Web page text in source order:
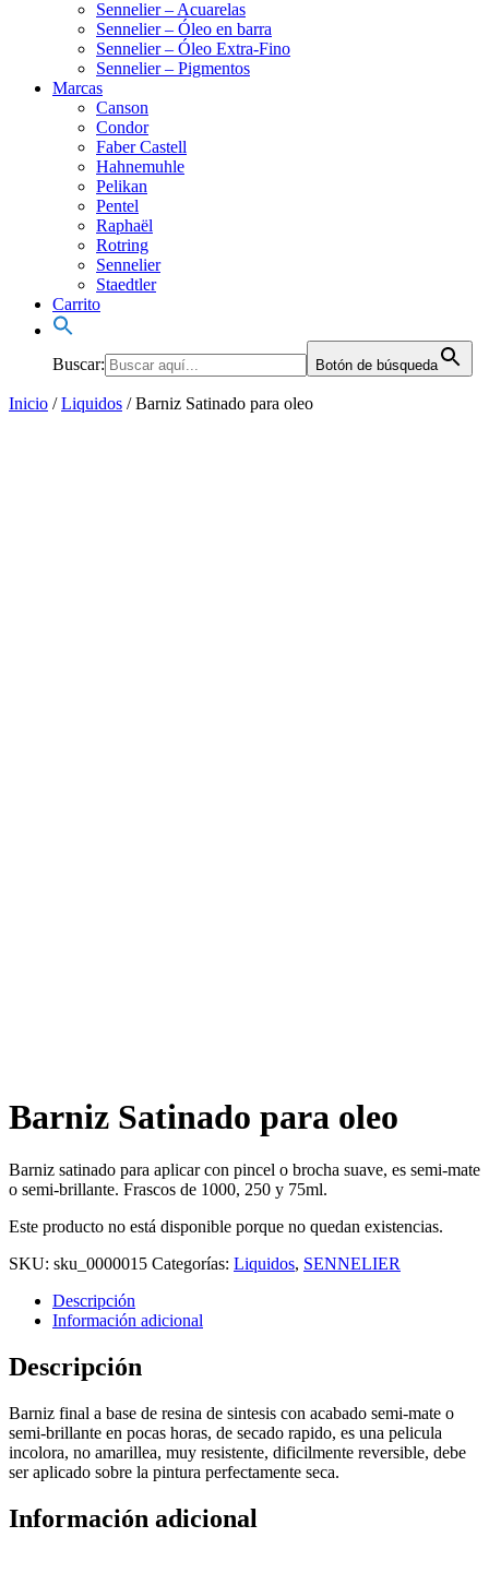
Sennelier – Acuarelas
Sennelier – Óleo en barra
Sennelier – Óleo Extra-Fino
Sennelier – Pigmentos
Marcas
Canson
Condor
Faber Castell
Hahnemuhle
Pelikan
Pentel
Raphaël
Rotring
Sennelier
Staedtler
Carrito
Buscar: Botón de búsqueda
Inicio /Liquidos / Barniz Satinado para oleo
Barniz Satinado para oleo
Barniz satinado para aplicar con pincel o brocha suave, es semi-mate
o semi-brillante. Frascos de 1000, 250 y 75ml.
Este producto no está disponible porque no quedan existencias.
SKU: sku_0000015 Categorías: Liquidos, SENNELIER
Descripción
Información adicional
Descripción
Barniz final a base de resina de sintesis con acabado semi-mate o
semi-brillante en pocas horas, de secado rapido, es una pelicula
incolora, no amarillea, muy resistente, dificilmente reversible, debe
ser aplicado sobre la pintura perfectamente seca.
Información adicional